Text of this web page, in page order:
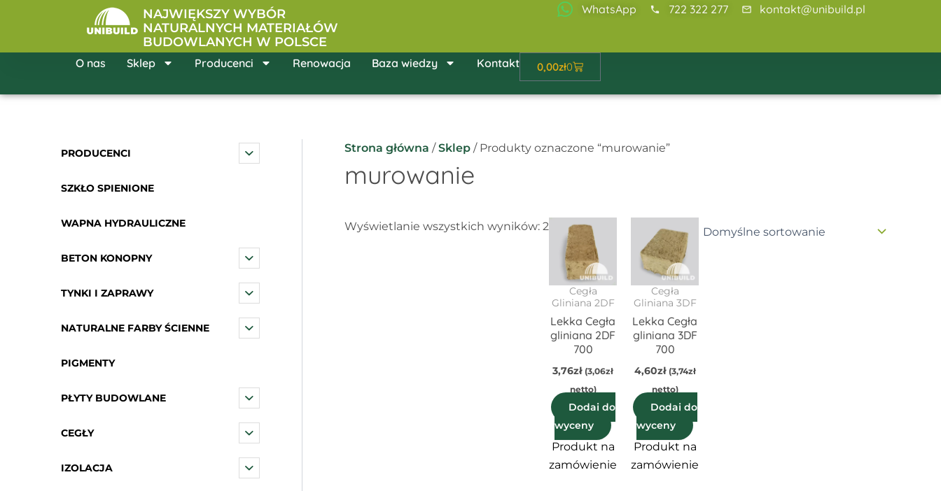
NAJWIĘKSZY WYBÓR
NATURALNYCH MATERIAŁÓW
BUDOWLANYCH W POLSCE
WhatsApp 722 322 277 kontakt@unibuild.pl
O nas Sklep Producenci Renowacja Baza wiedzy Kontakt 0,00zł0
Wózek
PRODUCENCI
SZKŁO SPIENIONE
WAPNA HYDRAULICZNE
BETON KONOPNY
TYNKI I ZAPRAWY
NATURALNE FARBY ŚCIENNE
PIGMENTY
PŁYTY BUDOWLANE
CEGŁY
IZOLACJA
Strona główna /Sklep / Produkty oznaczone “murowanie”
murowanie
Wyświetlanie wszystkich wyników: 2
Cegła
Gliniana 2DF
Lekka Cegła
gliniana 2DF
700
3,76zł (3,06zł
netto)
Dodaj do
wyceny
Produkt na
zamówienie
Cegła
Gliniana 3DF
Lekka Cegła
gliniana 3DF
700
4,60zł (3,74zł
netto)
Dodaj do
wyceny
Produkt na
zamówienie